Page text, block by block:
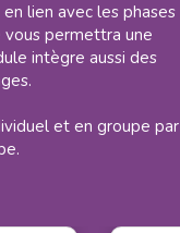
lien avec les phases
permettra une
intègre aussi des
et en groupe par